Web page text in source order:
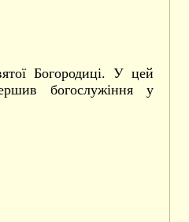
Богородиці. У цей
богослужіння у